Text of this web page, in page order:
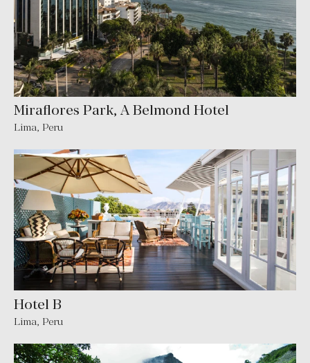
Miraflores Park, A Belmond Hotel
Lima, Peru
Hotel B
Lima, Peru